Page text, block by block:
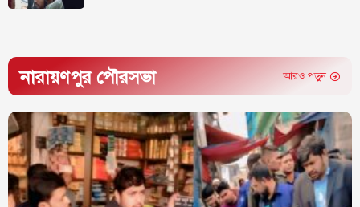
নারায়ণপুর পৌরসভা আরও পড়ুন